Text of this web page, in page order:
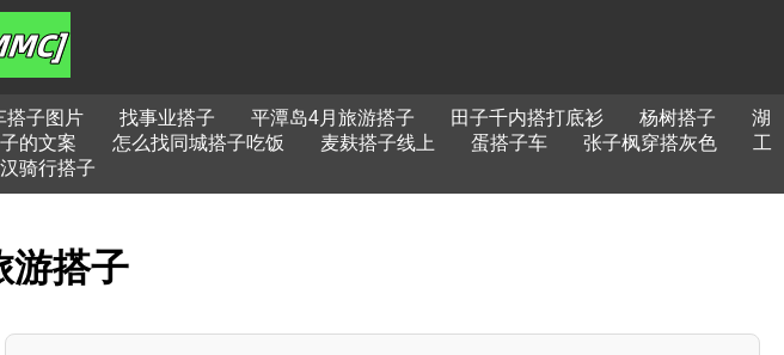
搭子图片 找事业搭子 平潭岛4月旅游搭子 田子千内搭打底衫 杨树搭子
湖
的文案 怎么找同城搭子吃饭 麦麸搭子线上 蛋搭子车 张子枫穿搭灰色
工
骑行搭子
游搭子